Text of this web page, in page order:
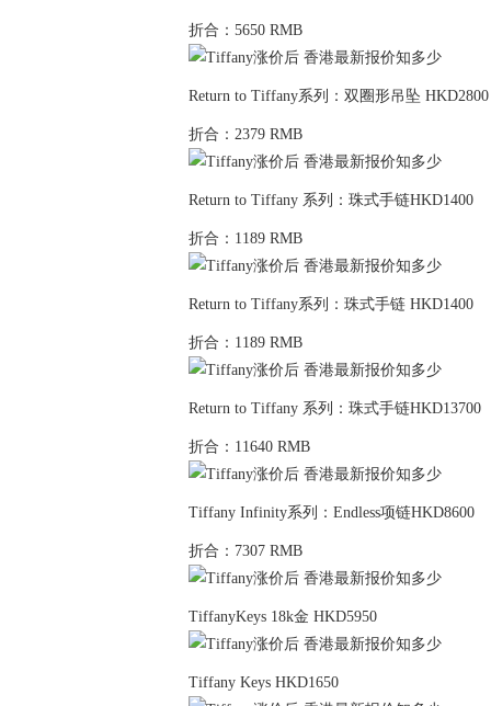
折合：5650 RMB
Return to Tiffany系列：双圈形吊坠 HKD2800
折合：2379 RMB
Return to Tiffany 系列：珠式手链HKD1400
折合：1189 RMB
Return to Tiffany系列：珠式手链 HKD1400
折合：1189 RMB
Return to Tiffany 系列：珠式手链HKD13700
折合：11640 RMB
Tiffany Infinity系列：Endless项链HKD8600
折合：7307 RMB
TiffanyKeys 18k金 HKD5950
Tiffany Keys HKD1650